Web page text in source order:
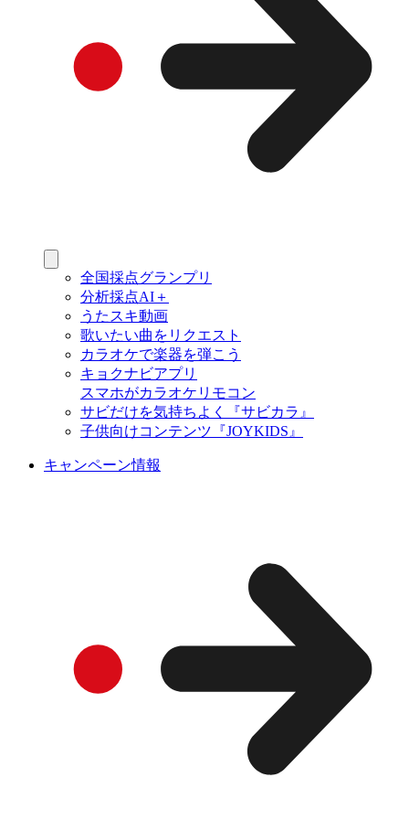
全国採点グランプリ
分析採点AI＋
うたスキ動画
歌いたい曲をリクエスト
カラオケで楽器を弾こう
キョクナビアプリ
スマホがカラオケリモコン
サビだけを気持ちよく『サビカラ』
子供向けコンテンツ『JOYKIDS』
キャンペーン情報